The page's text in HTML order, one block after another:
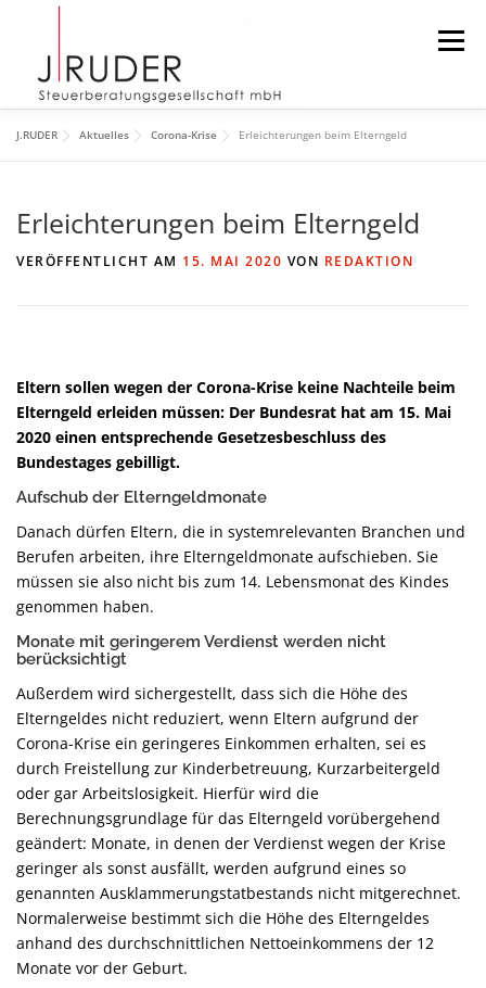
springen
Menü
DAS TEAM DOWNLOAD IMPRESSUM
J.RUDER Aktuelles Corona-Krise Erleichterungen beim Elterngeld
Erleichterungen beim Elterngeld
VERÖFFENTLICHT AM 15. MAI 2020 VON REDAKTION
Eltern sollen wegen der Corona-Krise keine Nachteile beim
Elterngeld erleiden müssen: Der Bundesrat hat am 15. Mai
2020 einen entsprechende Gesetzesbeschluss des
Bundestages gebilligt.
Aufschub der Elterngeldmonate
Danach dürfen Eltern, die in systemrelevanten Branchen und
Berufen arbeiten, ihre Elterngeldmonate aufschieben. Sie
müssen sie also nicht bis zum 14. Lebensmonat des Kindes
genommen haben.
Monate mit geringerem Verdienst werden nicht
berücksichtigt
Außerdem wird sichergestellt, dass sich die Höhe des
Elterngeldes nicht reduziert, wenn Eltern aufgrund der
Corona-Krise ein geringeres Einkommen erhalten, sei es
durch Freistellung zur Kinderbetreuung, Kurzarbeitergeld
oder gar Arbeitslosigkeit. Hierfür wird die
Berechnungsgrundlage für das Elterngeld vorübergehend
geändert: Monate, in denen der Verdienst wegen der Krise
geringer als sonst ausfällt, werden aufgrund eines so
genannten Ausklammerungstatbestands nicht mitgerechnet.
Normalerweise bestimmt sich die Höhe des Elterngeldes
anhand des durchschnittlichen Nettoeinkommens der 12
Monate vor der Geburt.